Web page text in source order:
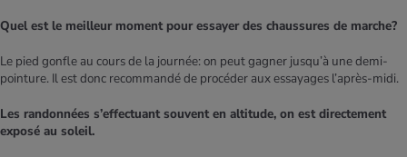
Quel est le meilleur moment pour essayer des chaussures de marche?
Le pied gonfle au cours de la journée: on peut gagner jusqu’à une demi-
pointure. Il est donc recommandé de procéder aux essayages l’après-midi.
Les randonnées s’effectuant souvent en altitude, on est directement
exposé au soleil.